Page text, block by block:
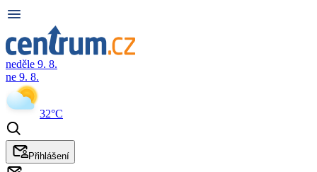
neděle 9. 8.
ne 9. 8.
32°C
Přihlášení